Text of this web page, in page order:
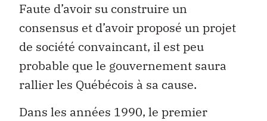
Faute d’avoir su construire un
consensus et d’avoir proposé un projet
de société convaincant, il est peu
probable que le gouvernement saura
rallier les Québécois à sa cause.
Dans les années 1990, le premier